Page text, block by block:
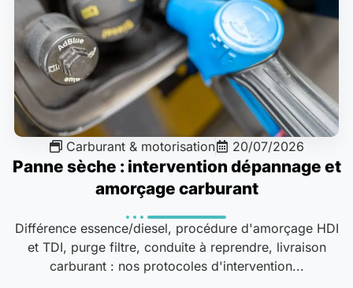
Carburant & motorisation 20/07/2026
Panne sèche : intervention dépannage et
amorçage carburant
Différence essence/diesel, procédure d'amorçage HDI
et TDI, purge filtre, conduite à reprendre, livraison
carburant : nos protocoles d'intervention...